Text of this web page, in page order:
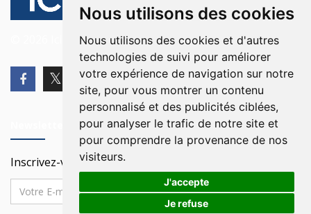
Nous utilisons des cookies
Nous utilisons des cookies et d'autres
technologies de suivi pour améliorer
votre expérience de navigation sur notre
site, pour vous montrer un contenu
personnalisé et des publicités ciblées,
pour analyser le trafic de notre site et
pour comprendre la provenance de nos
visiteurs.
J'accepte
Je refuse
© 2026 Ici Beyrouth. Tous les droits sont réservés.
Inscrivez-vous à notre Newsletter